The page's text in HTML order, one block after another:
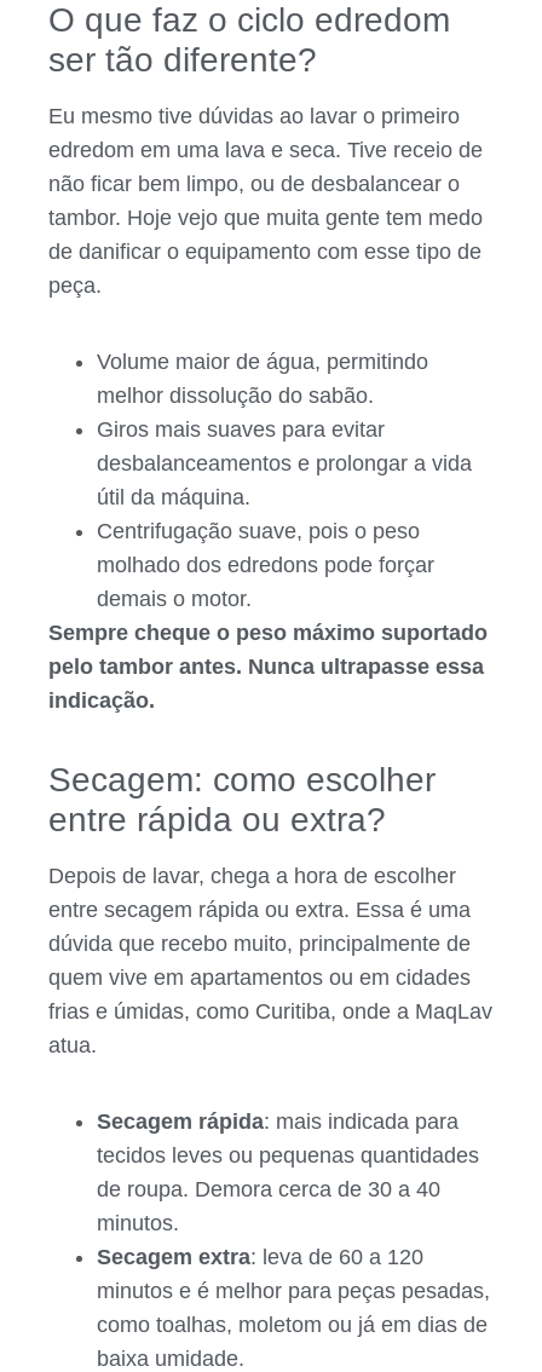
O que faz o ciclo edredom
ser tão diferente?
Eu mesmo tive dúvidas ao lavar o primeiro
edredom em uma lava e seca. Tive receio de
não ficar bem limpo, ou de desbalancear o
tambor. Hoje vejo que muita gente tem medo
de danificar o equipamento com esse tipo de
peça.
Volume maior de água, permitindo
melhor dissolução do sabão.
Giros mais suaves para evitar
desbalanceamentos e prolongar a vida
útil da máquina.
Centrifugação suave, pois o peso
molhado dos edredons pode forçar
demais o motor.
Sempre cheque o peso máximo suportado
pelo tambor antes. Nunca ultrapasse essa
indicação.
Secagem: como escolher
entre rápida ou extra?
Depois de lavar, chega a hora de escolher
entre secagem rápida ou extra. Essa é uma
dúvida que recebo muito, principalmente de
quem vive em apartamentos ou em cidades
frias e úmidas, como Curitiba, onde a MaqLav
atua.
Secagem rápida: mais indicada para
tecidos leves ou pequenas quantidades
de roupa. Demora cerca de 30 a 40
minutos.
Secagem extra: leva de 60 a 120
minutos e é melhor para peças pesadas,
como toalhas, moletom ou já em dias de
baixa umidade.